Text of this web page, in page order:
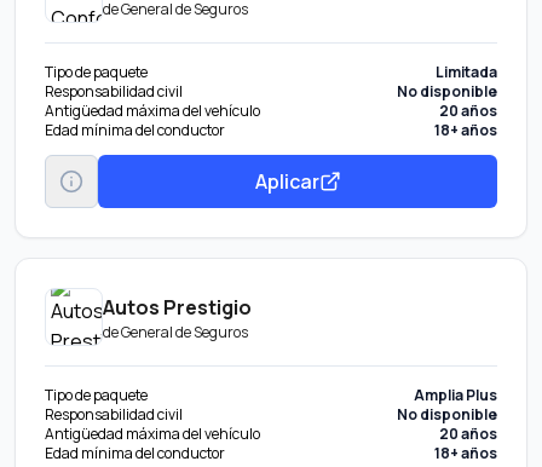
deGeneral de Seguros
Tipo de paquete
Limitada
Responsabilidad civil
No disponible
Antigüedad máxima del vehículo
20 años
Edad mínima del conductor
18+ años
Aplicar
Autos Prestigio
deGeneral de Seguros
Tipo de paquete
Amplia Plus
Responsabilidad civil
No disponible
Antigüedad máxima del vehículo
20 años
Edad mínima del conductor
18+ años